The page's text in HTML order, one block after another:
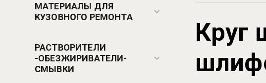
МАТЕРИАЛЫ ДЛЯ
КУЗОВНОГО РЕМОНТА
РАСТВОРИТЕЛИ
-ОБЕЗЖИРИВАТЕЛИ-
СМЫВКИ
Круг